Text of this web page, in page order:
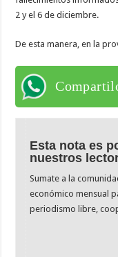
2 y el 6 de diciembre.
De esta manera, en la
Esta nota es
nuestros
Sumate a la
económico mensual
periodismo libre,